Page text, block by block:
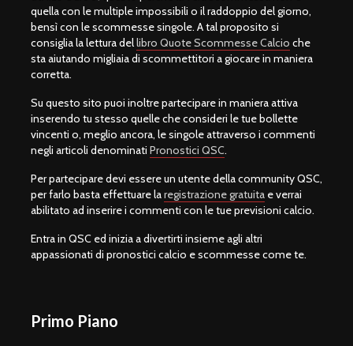
quella con le multiple impossibili o il raddoppio del giorno,
bensì con le scommesse singole. A tal proposito si
consiglia la lettura dellibro Quote Scommesse Calcio che
sta aiutando migliaia di scommettitori a giocare in maniera
corretta.
Su questo sito puoi inoltre partecipare in maniera attiva
inserendo tu stesso quelle che consideri le tue bollette
vincenti o, meglio ancora, le singole attraverso i commenti
negli articoli denominati Pronostici QSC.
Per partecipare devi essere un utente della community QSC,
per farlo basta effettuare laregistrazione gratuita e verrai
abilitato ad inserire i commenti con le tue previsioni calcio.
Entra in QSC ed inizia a divertirti insieme agli altri
appassionati di pronostici calcio e scommesse come te.
Primo Piano